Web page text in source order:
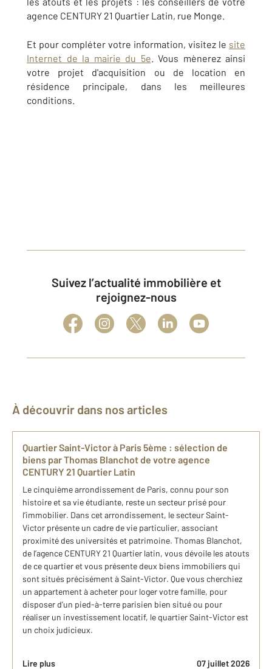
agence CENTURY 21 Quartier Latin, rue Monge.
Et pour compléter votre information, visitez le site
Internet de la mairie du 5e. Vous mènerez ainsi
votre projet d'acquisition ou de location en
résidence principale, dans les meilleures
conditions.
Suivez l’actualité immobilière et
rejoignez-nous
À découvrir dans nos articles
Quartier Saint-Victor à Paris 5ème : sélection de
biens par Thomas Blanchot de votre agence
CENTURY 21 Quartier Latin
Le cinquième arrondissement de Paris, connu pour son
histoire et sa vie étudiante, reste un secteur prisé pour
l’immobilier. Dans cet arrondissement, le secteur Saint-
Victor présente un cadre de vie particulier, associant
proximité des universités et patrimoine. Thomas Blanchot,
de l’agence CENTURY 21 Quartier latin, vous dévoile les atouts
de ce quartier et vous présente deux biens immobiliers qui
sont situés précisément à Saint-Victor. Que vous cherchiez
un appartement à acheter pour loger votre famille, pour
disposer d’un pied-à-terre parisien bien situé ou pour
réaliser un investissement locatif, le quartier Saint-Victor est
un choix judicieux.
Lire plus 07 juillet 2026